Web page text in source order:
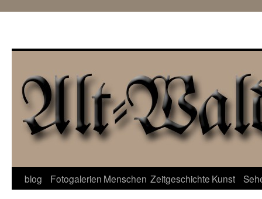
Zum
blog Fotogalerien Menschen Zeitgeschichte Kunst